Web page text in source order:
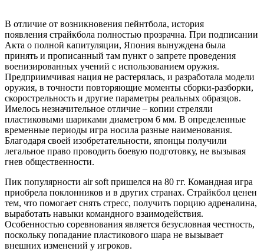
В отличие от возникновения пейнтбола, история
появления страйкбола полностью прозрачна. При подписании
Акта о полной капитуляции, Япония вынуждена была
принять и прописанный там пункт о запрете проведения
военизированных учений с использованием оружия.
Предприимчивая нация не растерялась, и разработала модели
оружия, в точности повторяющие моменты сборки-разборки,
скорострельность и другие параметры реальных образцов.
Имелось незначительное отличие – копии стреляли
пластиковыми шариками диаметром 6 мм. В определенные
временные периоды игра носила разные наименования.
Благодаря своей изобретательности, японцы получили
легальное право проводить боевую подготовку, не вызывая
гнев общественности.
Пик популярности air soft пришелся на 80 гг. Командная игра
приобрела поклонников и в других странах. Страйкбол ценен
тем, что помогает снять стресс, получить порцию адреналина,
выработать навыки командного взаимодействия.
Особенностью соревнования является безусловная честность,
поскольку попадание пластикового шара не вызывает
внешних изменений у игроков.